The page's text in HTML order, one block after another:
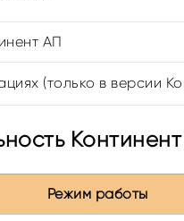
АП
(только в версии
Режим работы